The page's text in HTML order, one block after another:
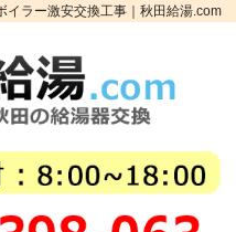
イラー激安交換工事｜秋田給湯.com